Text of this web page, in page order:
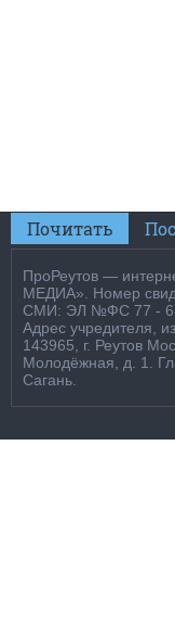
Почитать
ПроРеутов —
МЕДИА». Номер
СМИ: ЭЛ №ФС 77 -
Адрес учредителя,
143965, г. Реутов
Молодёжная, д. 1.
Сагань.